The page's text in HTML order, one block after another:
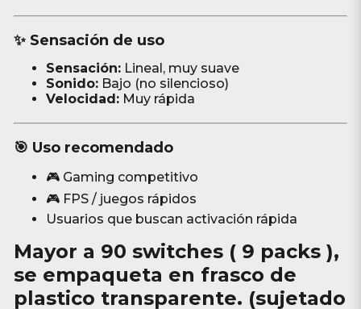
✨ Sensación de uso
Sensación:Lineal, muy suave
Sonido:Bajo (no silencioso)
Velocidad:Muy rápida
🎯 Uso recomendado
🎮 Gaming competitivo
🎮 FPS / juegos rápidos
Usuarios que buscan activación rápida
Mayor a 90 switches ( 9 packs ),
se empaqueta en frasco de
plastico transparente. (sujetado